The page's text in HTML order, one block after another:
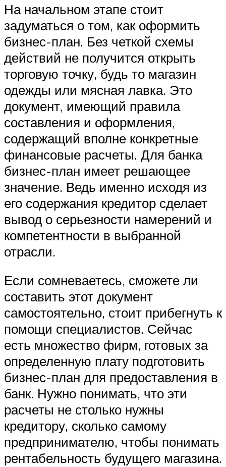
На начальном этапе стоит
задуматься о том, как оформить
бизнес-план. Без четкой схемы
действий не получится открыть
торговую точку, будь то магазин
одежды или мясная лавка. Это
документ, имеющий правила
составления и оформления,
содержащий вполне конкретные
финансовые расчеты. Для банка
бизнес-план имеет решающее
значение. Ведь именно исходя из
его содержания кредитор сделает
вывод о серьезности намерений и
компетентности в выбранной
отрасли.
Если сомневаетесь, сможете ли
составить этот документ
самостоятельно, стоит прибегнуть к
помощи специалистов. Сейчас
есть множество фирм, готовых за
определенную плату подготовить
бизнес-план для предоставления в
банк. Нужно понимать, что эти
расчеты не столько нужны
кредитору, сколько самому
предпринимателю, чтобы понимать
рентабельность будущего магазина.